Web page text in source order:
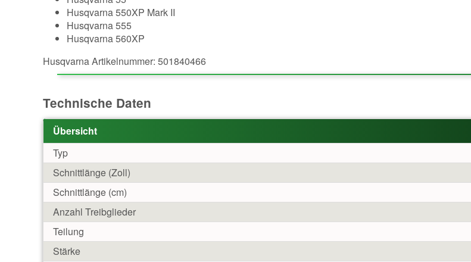
Husqvarna 550XP Mark II
Husqvarna 555
Husqvarna 560XP
Husqvarna Artikelnummer: 501840466
Technische Daten
Übersicht
Typ
Schnittlänge (Zoll)
Schnittlänge (cm)
Anzahl Treibglieder
Teilung
Stärke